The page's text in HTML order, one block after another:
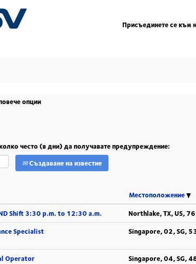
Присъединете се към
в DSV
опции
често (в дни) да получавате предупреждение:
Създаване на известие
Местоположение
Shift 3:30 p.m. to 12:30 a.m.
Northlake, TX, US,
Specialist
Singapore, 02, SG,
Operator Singapore, 04, SG,